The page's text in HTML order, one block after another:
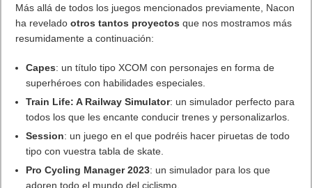
Más allá de todos los juegos mencionados previamente, Nacon
ha reveladootros tantos proyectos que nos mostramos más
resumidamente a continuación:
Capes: un título tipo XCOM con personajes en forma de
superhéroes con habilidades especiales.
Train Life: A Railway Simulator: un simulador perfecto para
todos los que les encante conducir trenes y personalizarlos.
Session: un juego en el que podréis hacer piruetas de todo
tipo con vuestra tabla de skate.
Pro Cycling Manager 2023: un simulador para los que
adoren todo el mundo del ciclismo.